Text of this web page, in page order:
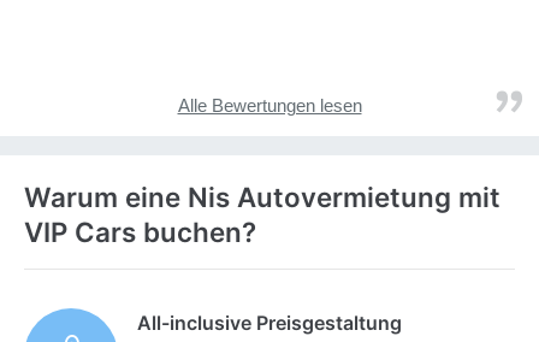
Alle Bewertungen lesen
Warum eine Nis Autovermietung mit
VIP Cars buchen?
All-inclusive Preisgestaltung